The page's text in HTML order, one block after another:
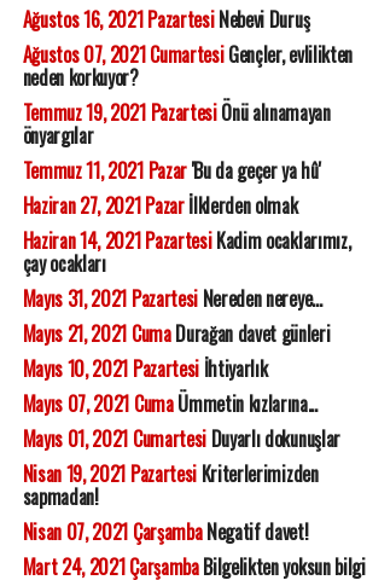
Ağustos 16, 2021 PazartesiNebevi Duruş
Ağustos 07, 2021 CumartesiGençler, evlilikten
neden korkuyor?
Temmuz 19, 2021 PazartesiÖnü alınamayan
önyargılar
Temmuz 11, 2021 Pazar'Bu da geçer ya hû'
Haziran 27, 2021 Pazarİlklerden olmak
Haziran 14, 2021 PazartesiKadim ocaklarımız,
çay ocakları
Mayıs 31, 2021 PazartesiNereden nereye...
Mayıs 21, 2021 CumaDurağan davet günleri
Mayıs 10, 2021 Pazartesiİhtiyarlık
Mayıs 07, 2021 CumaÜmmetin kızlarına...
Mayıs 01, 2021 CumartesiDuyarlı dokunuşlar
Nisan 19, 2021 PazartesiKriterlerimizden
sapmadan!
Nisan 07, 2021 ÇarşambaNegatif davet!
Mart 24, 2021 ÇarşambaBilgelikten yoksun bilgi